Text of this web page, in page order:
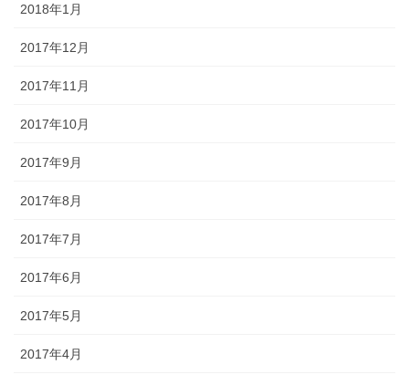
2018年1月
2017年12月
2017年11月
2017年10月
2017年9月
2017年8月
2017年7月
2017年6月
2017年5月
2017年4月